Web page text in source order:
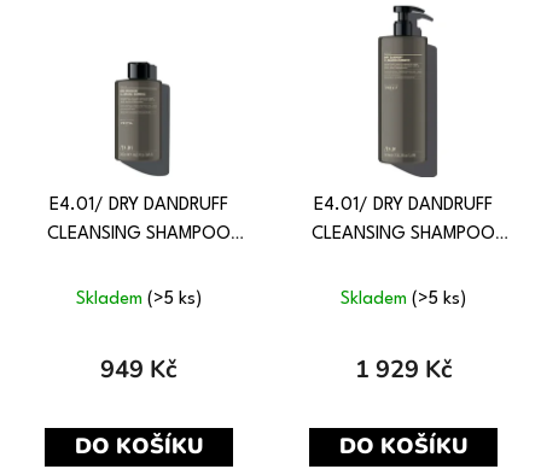
E4.01/ DRY DANDRUFF
CLEANSING SHAMPOO
Skladem (>5 ks)
949 Kč
DO KOŠÍKU
E4.01/ DRY DANDRUFF
CLEANSING SHAMPOO
Skladem (>5 ks)
1 929 Kč
DO KOŠÍKU